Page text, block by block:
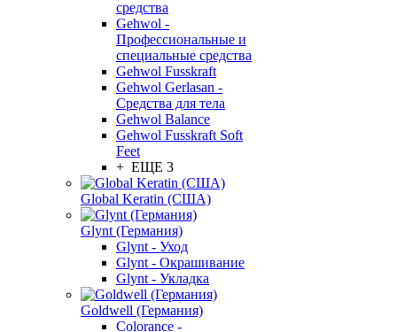
средства
Gehwol -
Профессиональные и
специальные средства
Gehwol Fusskraft
Gehwol Gerlasan -
Средства для тела
Gehwol Balance
Gehwol Fusskraft Soft
Feet
+ ЕЩЕ 3
Global Keratin (США)
Glynt (Германия)
Glynt - Уход
Glynt - Окрашивание
Glynt - Укладка
Goldwell (Германия)
Colorance -